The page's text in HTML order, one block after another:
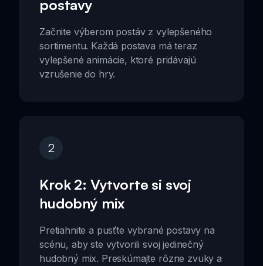
postavy
Začnite výberom postáv z vylepšeného
sortimentu. Každá postava má teraz
vylepšené animácie, ktoré pridávajú
vzrušenie do hry.
2
Krok 2: Vytvorte si svoj
hudobný mix
Pretiahnite a pusťte vybrané postavy na
scénu, aby ste vytvorili svoj jedinečný
hudobný mix. Preskúmajte rôzne zvuky a